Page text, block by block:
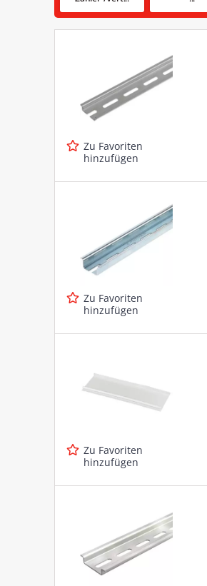
Zu Favoriten
hinzufügen
Zu Favoriten
hinzufügen
Zu Favoriten
hinzufügen